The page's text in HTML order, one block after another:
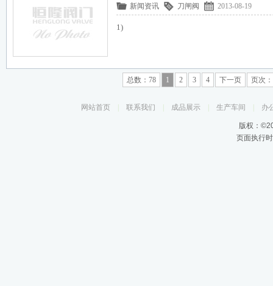
新闻资讯 刀闸阀 2013-08-19
1)
总数：78 1 2 3 4 下一页 页次
网站首页 联系我们 成品展示 生产车间 办
版权：
页面执行